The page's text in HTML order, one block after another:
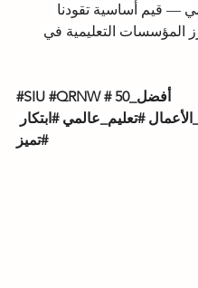
— قيم أساسية تقودنا
المؤسسات التعليمية في
#SIU #QRNW
#أفضل_50
#تعليم_عالمي #ابتكار
#تميز